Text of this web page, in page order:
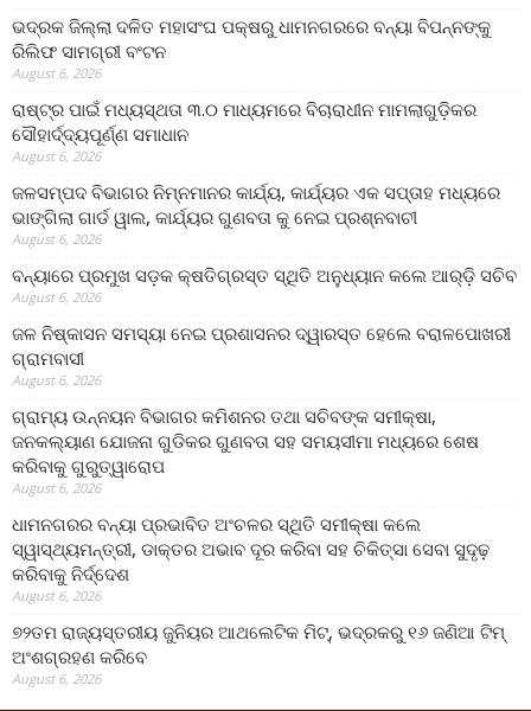
ଭଦ୍ରକ ଜିଲ୍ଲା ଦଳିତ ମହାସଂଘ ପକ୍ଷରୁ ଧାମନଗରରେ ବନ୍ୟା ବିପନ୍ନଙ୍କୁ
ରିଲିଫ ସାମଗ୍ରୀ ବଂଟନ
August 6, 2026
ରାଷ୍ଟ୍ର ପାଇଁ ମଧ୍ୟସ୍ଥତା ୩.୦ ମାଧ୍ୟମରେ ବିଚାରାଧୀନ ମାମଲାଗୁଡ଼ିକର
ସୌହାର୍ଦ୍ଦ୍ୟପୂର୍ଣ୍ଣ ସମାଧାନ
August 6, 2026
ଜଳସମ୍ପଦ ବିଭାଗର ନିମ୍ନମାନର କାର୍ଯ୍ୟ, କାର୍ଯ୍ୟର ଏକ ସପ୍ତାହ ମଧ୍ୟରେ
ଭାଙ୍ଗିଲା ଗାର୍ଡ ୱାଲ, କାର୍ଯ୍ୟର ଗୁଣବତା କୁ ନେଇ ପ୍ରଶ୍ନବାଚୀ
August 6, 2026
ବନ୍ୟାରେ ପ୍ରମୁଖ ସଡ଼କ କ୍ଷତିଗ୍ରସ୍ତ ସ୍ଥିତି ଅନୁଧ୍ୟାନ କଲେ ଆର୍‌ଡ଼ି ସଚିବ
August 6, 2026
ଜଳ ନିଷ୍କାସନ ସମସ୍ୟା ନେଇ ପ୍ରଶାସନର ଦ୍ୱାରସ୍ତ ହେଲେ ବରାଳପୋଖରୀ
ଗ୍ରାମବାସୀ
August 6, 2026
ଗ୍ରାମ୍ୟ ଉନ୍ନୟନ ବିଭାଗର କମିଶନର ତଥା ସଚିବଙ୍କ ସମୀକ୍ଷା,
ଜନକଲ୍ୟାଣ ଯୋଜନା ଗୁଡିକର ଗୁଣବତା ସହ ସମୟସୀମା ମଧ୍ୟରେ ଶେଷ
କରିବାକୁ ଗୁରୁତ୍ୱାରୋପ
August 6, 2026
ଧାମନଗରର ବନ୍ୟା ପ୍ରଭାବିତ ଅଂଚଳର ସ୍ଥିତି ସମୀକ୍ଷା କଲେ
ସ୍ୱାସ୍ଥ୍ୟମନ୍ତ୍ରୀ, ଡାକ୍ତର ଅଭାବ ଦୂର କରିବା ସହ ଚିକିତ୍ସା ସେବା ସୁଦୃଢ଼
କରିବାକୁ ନିର୍ଦ୍ଦେଶ
August 6, 2026
୭୨ତମ ରାଜ୍ୟସ୍ତରୀୟ ଜୁନିୟର ଆଥଲେଟିକ ମିଟ୍‌, ଭଦ୍ରକରୁ ୧୬ ଜଣିଆ ଟିମ୍
ଅଂଶଗ୍ରହଣ କରିବେ
August 6, 2026